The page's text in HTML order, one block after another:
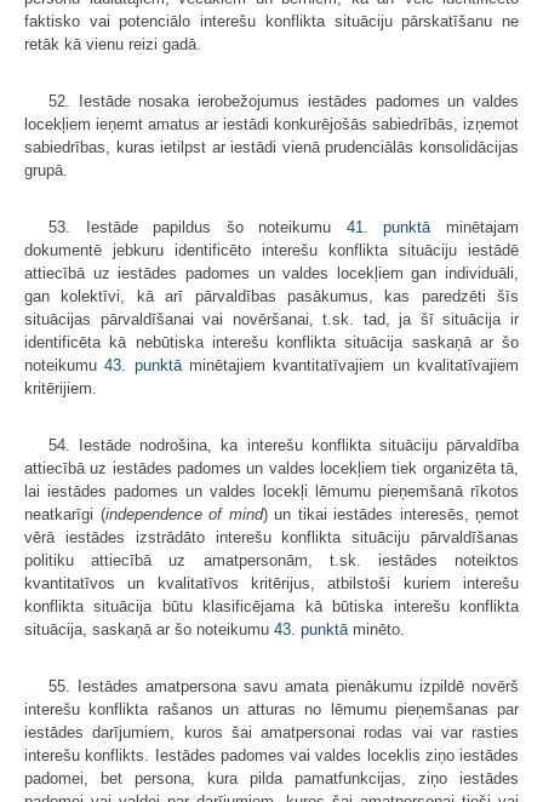
faktisko vai potenciālo interešu konflikta situāciju pārskatīšanu ne
retāk kā vienu reizi gadā.
52. Iestāde nosaka ierobežojumus iestādes padomes un valdes
locekļiem ieņemt amatus ar iestādi konkurējošās sabiedrībās, izņemot
sabiedrības, kuras ietilpst ar iestādi vienā prudenciālās konsolidācijas
grupā.
53. Iestāde papildus šo noteikumu 41. punktā minētajam
dokumentē jebkuru identificēto interešu konflikta situāciju iestādē
attiecībā uz iestādes padomes un valdes locekļiem gan individuāli,
gan kolektīvi, kā arī pārvaldības pasākumus, kas paredzēti šīs
situācijas pārvaldīšanai vai novēršanai, t.sk. tad, ja šī situācija ir
identificēta kā nebūtiska interešu konflikta situācija saskaņā ar šo
noteikumu43. punktāminētajiem kvantitatīvajiem un kvalitatīvajiem
kritērijiem.
54. Iestāde nodrošina, ka interešu konflikta situāciju pārvaldība
attiecībā uz iestādes padomes un valdes locekļiem tiek organizēta tā,
lai iestādes padomes un valdes locekļi lēmumu pieņemšanā rīkotos
neatkarīgi (independence of mind) un tikai iestādes interesēs, ņemot
vērā iestādes izstrādāto interešu konflikta situāciju pārvaldīšanas
politiku attiecībā uz amatpersonām, t.sk. iestādes noteiktos
kvantitatīvos un kvalitatīvos kritērijus, atbilstoši kuriem interešu
konflikta situācija būtu klasificējama kā būtiska interešu konflikta
situācija, saskaņā ar šo noteikumu 43. punktā minēto.
55. Iestādes amatpersona savu amata pienākumu izpildē novērš
interešu konflikta rašanos un atturas no lēmumu pieņemšanas par
iestādes darījumiem, kuros šai amatpersonai rodas vai var rasties
interešu konflikts. Iestādes padomes vai valdes loceklis ziņo iestādes
padomei, bet persona, kura pilda pamatfunkcijas, ziņo iestādes